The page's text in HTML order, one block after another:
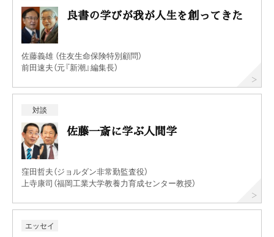
良書の学びが我が人生を創ってきた
佐藤義雄 （住友生命保険特別顧問）
前田速夫（元『新潮』編集長）
対談
佐藤一斎に学ぶ人間学
窪田哲夫（ジョルダン非常勤監査役）
上寺康司（福岡工業大学教養力育成センター教授）
エッセイ